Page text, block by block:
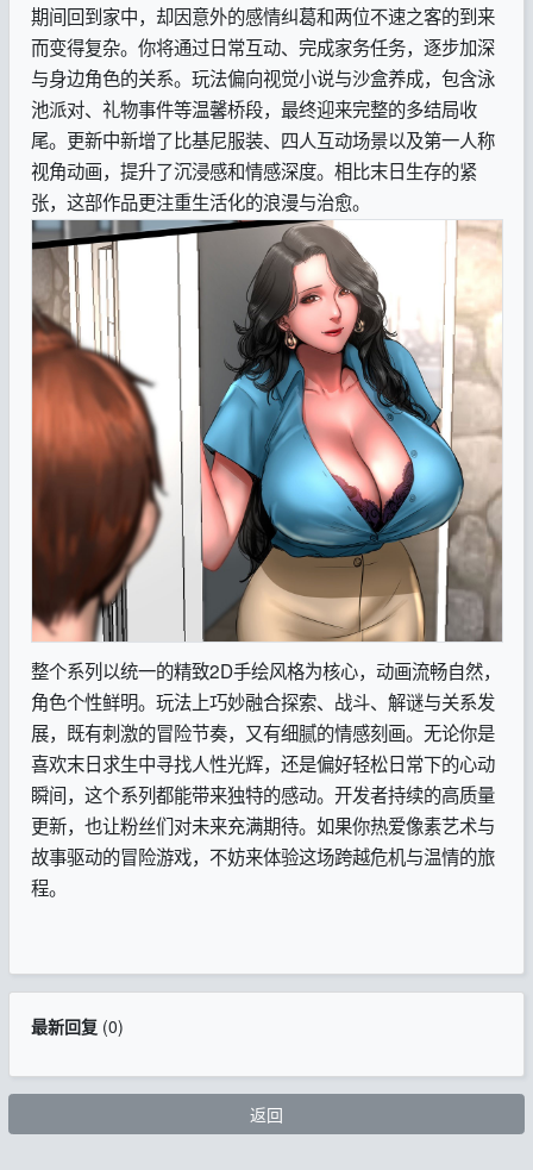
期间回到家中，却因意外的感情纠葛和两位不速之客的到来
而变得复杂。你将通过日常互动、完成家务任务，逐步加深
与身边角色的关系。玩法偏向视觉小说与沙盒养成，包含泳
池派对、礼物事件等温馨桥段，最终迎来完整的多结局收
尾。更新中新增了比基尼服装、四人互动场景以及第一人称
视角动画，提升了沉浸感和情感深度。相比末日生存的紧
张，这部作品更注重生活化的浪漫与治愈。
整个系列以统一的精致2D手绘风格为核心，动画流畅自然，
角色个性鲜明。玩法上巧妙融合探索、战斗、解谜与关系发
展，既有刺激的冒险节奏，又有细腻的情感刻画。无论你是
喜欢末日求生中寻找人性光辉，还是偏好轻松日常下的心动
瞬间，这个系列都能带来独特的感动。开发者持续的高质量
更新，也让粉丝们对未来充满期待。如果你热爱像素艺术与
故事驱动的冒险游戏，不妨来体验这场跨越危机与温情的旅
程。
最新回复(0)
返回